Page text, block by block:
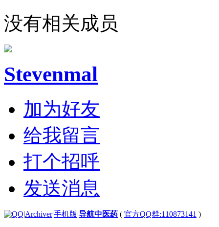
没有相关成员
Stevenmal
加为好友
给我留言
打个招呼
发送消息
|Archiver|手机版|导航中医药 ( 官方QQ群:110873141 )